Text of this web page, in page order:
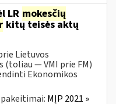
LR mokesčių
kitų teisės aktų
Lietuvos
(toliau — VMI prie FM)
Ekonomikos
MĮP 2021 »